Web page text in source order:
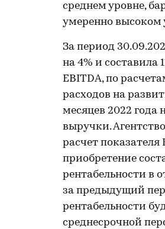
среднем уровне,
умеренно высоком
За период
на 4% и составила
EBITDA, по
расходов на
месяцев 2022 года
выручки.
расчет
приобретение
рентабельности в
за предыдущий
рентабельности
среднесрочной